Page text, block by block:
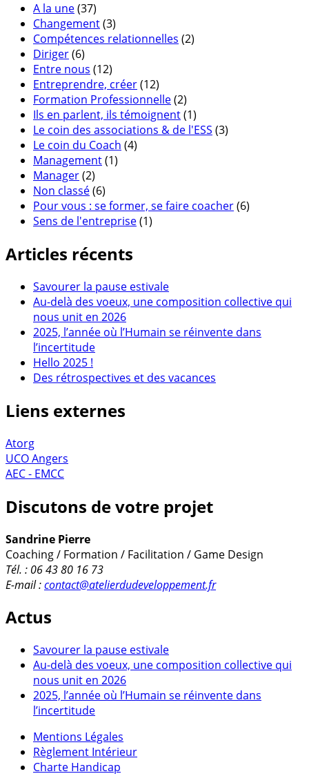
A la une(37)
Changement(3)
Compétences relationnelles (2)
Diriger(6)
Entre nous (12)
Entreprendre, créer(12)
Formation Professionnelle(2)
Ils en parlent, ils témoignent(1)
Le coin des associations & de l'ESS (3)
Le coin du Coach (4)
Management(1)
Manager(2)
Non classé(6)
Pour vous : se former, se faire coacher(6)
Sens de l'entreprise(1)
Articles récents
Savourer la pause estivale
Au-delà des voeux, une composition collective qui
nous unit en 2026
2025, l’année où l’Humain se réinvente dans
l’incertitude
Hello 2025 !
Des rétrospectives et des vacances
Liens externes
Atorg
UCO Angers
AEC - EMCC
Discutons de votre projet
Sandrine Pierre
Coaching / Formation / Facilitation / Game Design
Tél. : 06 43 80 16 73
E-mail :contact@atelierdudeveloppement.fr
Actus
Savourer la pause estivale
Au-delà des voeux, une composition collective qui
nous unit en 2026
2025, l’année où l’Humain se réinvente dans
l’incertitude
Mentions Légales
Règlement Intérieur
Charte Handicap